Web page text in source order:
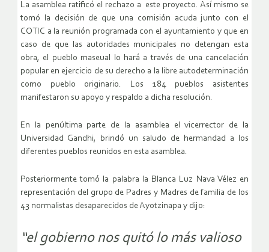
La asamblea ratificó el rechazo a este proyecto. Así mismo se
tomó la decisión de que una comisión acuda junto con el
COTIC a la reunión programada con el ayuntamiento y que en
caso de que las autoridades municipales no detengan esta
obra, el pueblo maseual lo hará a través de una cancelación
popular en ejercicio de su derecho a la libre autodeterminación
como pueblo originario. Los 184 pueblos asistentes
manifestaron su apoyo y respaldo a dicha resolución.
En la penúltima parte de la asamblea el vicerrector de la
Universidad Gandhi, brindó un saludo de hermandad a los
diferentes pueblos reunidos en esta asamblea.
Posteriormente tomó la palabra la Blanca Luz Nava Vélez en
representación del grupo de Padres y Madres de familia de los
43 normalistas desaparecidos de Ayotzinapa y dijo:
“el gobierno nos quitó lo más valioso